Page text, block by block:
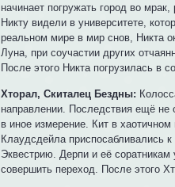
начинает погружать город во
Никту видели в университете,
реальном мире в мир снов, Никта
Луна, при соучастии других
После этого Никта погрузилась в
Хторал, Скиталец Бездны:
направлении. Последствия ещё
в иное измерение. Кит в
Клаудсдейла приспосабливались
Эквестрию. Дерпи и её
совершить переход. После этого